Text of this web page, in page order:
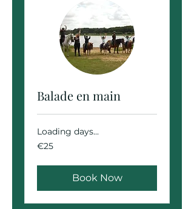
Balade en main
Loading days...
25
euros
€25
Book Now